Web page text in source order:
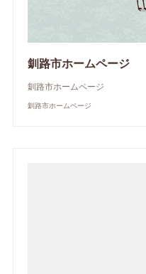
釧路市ホームページ
釧路市ホームページ
釧路市ホームページ